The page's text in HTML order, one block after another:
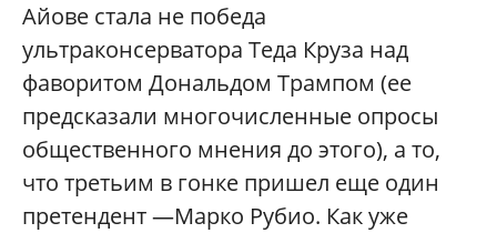
Айове стала не победа
ультраконсерватора Теда Круза над
фаворитом Дональдом Трампом (ее
предсказали многочисленные опросы
общественного мнения до этого), а то,
что третьим в гонке пришел еще один
претендент —Марко Рубио. Как уже